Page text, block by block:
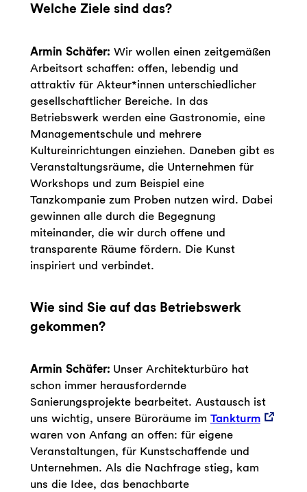
Welche Ziele sind das?
Armin Schäfer: Wir wollen einen zeitgemäßen
Arbeitsort schaffen: offen, lebendig und
attraktiv für Akteur*innen unterschiedlicher
gesellschaftlicher Bereiche. In das
Betriebswerk werden eine Gastronomie, eine
Managementschule und mehrere
Kultureinrichtungen einziehen. Daneben gibt es
Veranstaltungsräume, die Unternehmen für
Workshops und zum Beispiel eine
Tanzkompanie zum Proben nutzen wird. Dabei
gewinnen alle durch die Begegnung
miteinander, die wir durch offene und
transparente Räume fördern. Die Kunst
inspiriert und verbindet.
Wie sind Sie auf das Betriebswerk
gekommen?
Armin Schäfer: Unser Architekturbüro hat
schon immer herausfordernde
Sanierungsprojekte bearbeitet. Austausch ist
uns wichtig, unsere Büroräume im Tankturm
waren von Anfang an offen: für eigene
Veranstaltungen, für Kunstschaffende und
Unternehmen. Als die Nachfrage stieg, kam
uns die Idee, das benachbarte